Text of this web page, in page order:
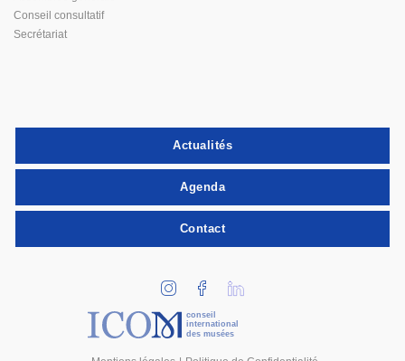
Conseil consultatif
Secrétariat
Actualités
Agenda
Contact
conseil
international
des musées